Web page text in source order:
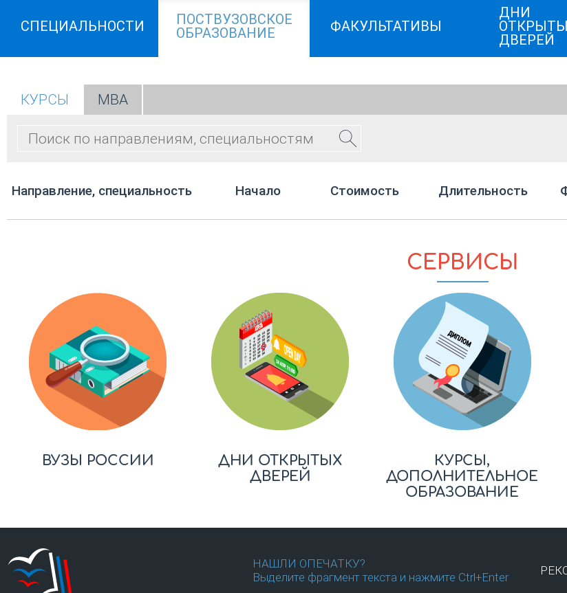
СПЕЦИАЛЬНОСТИ
ПОСТВУЗОВСКОЕ
ОБРАЗОВАНИЕ
ФАКУЛЬТАТИВЫ
ДНИ
ДВЕРЕЙ
КУРСЫ МВА
Направление, специальность Начало Стоимость Длительность
СЕРВИСЫ
ВУЗЫ РОССИИ
ДНИ ОТКРЫТЫХ
ДВЕРЕЙ
КУРСЫ,
ДОПОЛНИТЕЛЬНОЕ
ОБРАЗОВАНИЕ
НАШЛИ ОПЕЧАТКУ?
Выделите фрагмент текста и нажмите Ctrl+Enter